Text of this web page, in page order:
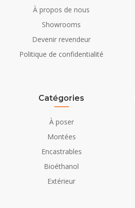
À propos de nous
Showrooms
Devenir revendeur
Politique de confidentialité
Catégories
À poser
Montées
Encastrables
Bioéthanol
Extérieur